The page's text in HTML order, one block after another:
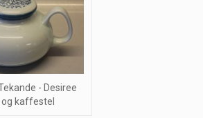
- Desiree
kaffestel